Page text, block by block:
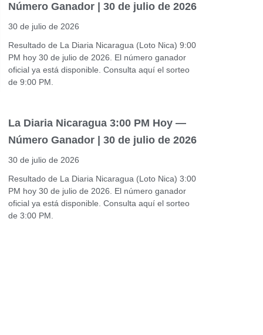
Número Ganador | 30 de julio de 2026
30 de julio de 2026
Resultado de La Diaria Nicaragua (Loto Nica) 9:00
PM hoy 30 de julio de 2026. El número ganador
oficial ya está disponible. Consulta aquí el sorteo
de 9:00 PM.
La Diaria Nicaragua 3:00 PM Hoy —
Número Ganador | 30 de julio de 2026
30 de julio de 2026
Resultado de La Diaria Nicaragua (Loto Nica) 3:00
PM hoy 30 de julio de 2026. El número ganador
oficial ya está disponible. Consulta aquí el sorteo
de 3:00 PM.